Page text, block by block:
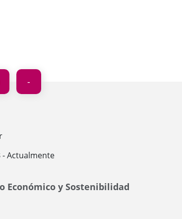
- Actualmente
Económico y Sostenibilidad